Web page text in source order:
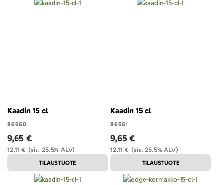
Kaadin 15 cl
86560
(sis. 25.5% ALV)
12,11 €
9,65 €
TILAUSTUOTE
Kaadin 15 cl
86561
(sis. 25.5% ALV)
12,11 €
9,65 €
TILAUSTUOTE